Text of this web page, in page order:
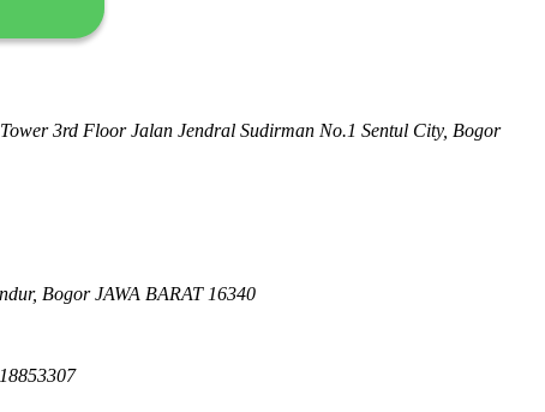
3rd Floor Jalan Jendral Sudirman No.1 Sentul City, Bogor
Bogor JAWA BARAT 16340